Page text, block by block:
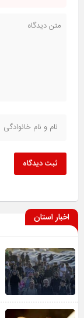
ثبت دیدگاه
اخبار استان